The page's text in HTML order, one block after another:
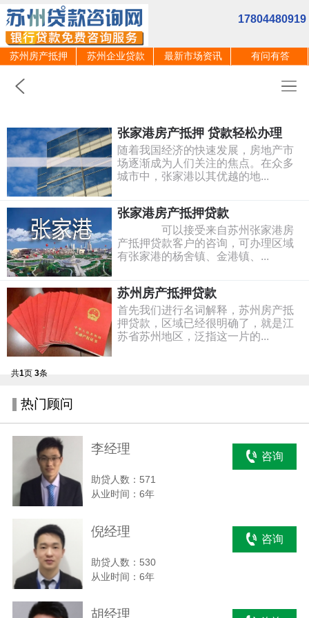
17804480919
苏州房产抵押 苏州企业贷款 最新市场资讯 有问有答
张家港房产抵押 贷款轻松办理
随着我国经济的快速发展，房地产市
场逐渐成为人们关注的焦点。在众多
城市中，张家港以其优越的地...
张家港房产抵押贷款
可以接受来自苏州张家港房
产抵押贷款客户的咨询，可办理区域
有张家港的杨舍镇、金港镇、...
苏州房产抵押贷款
首先我们进行名词解释，苏州房产抵
押贷款，区域已经很明确了，就是江
苏省苏州地区，泛指这一片的...
共1页 3条
热门顾问
李经理
助贷人数：571
从业时间：6年
咨询
倪经理
助贷人数：530
从业时间：6年
咨询
胡经理